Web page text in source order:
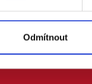
Odmítnout